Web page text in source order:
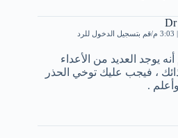
Dr
قم بتسجيل الدخول للرد
يوجد العديد من الأعداء
، فيجب عليك توخي الحذر
.